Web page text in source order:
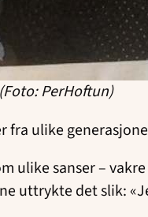
PerHoftun)
fra ulike
ulike sanser –
uttrykte det slik: